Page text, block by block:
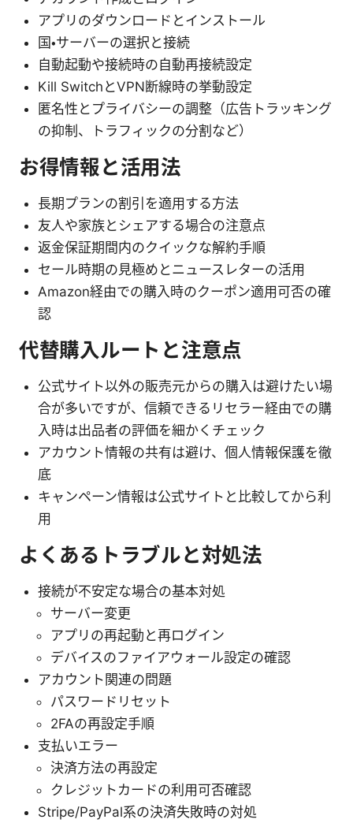
アプリのダウンロードとインストール
国・サーバーの選択と接続
自動起動や接続時の自動再接続設定
Kill SwitchとVPN断線時の挙動設定
匿名性とプライバシーの調整（広告トラッキング
の抑制、トラフィックの分割など）
お得情報と活用法
長期プランの割引を適用する方法
友人や家族とシェアする場合の注意点
返金保証期間内のクイックな解約手順
セール時期の見極めとニュースレターの活用
Amazon経由での購入時のクーポン適用可否の確
認
代替購入ルートと注意点
公式サイト以外の販売元からの購入は避けたい場
合が多いですが、信頼できるリセラー経由での購
入時は出品者の評価を細かくチェック
アカウント情報の共有は避け、個人情報保護を徹
底
キャンペーン情報は公式サイトと比較してから利
用
よくあるトラブルと対処法
接続が不安定な場合の基本対処
サーバー変更
アプリの再起動と再ログイン
デバイスのファイアウォール設定の確認
アカウント関連の問題
パスワードリセット
2FAの再設定手順
支払いエラー
決済方法の再設定
クレジットカードの利用可否確認
Stripe/PayPal系の決済失敗時の対処